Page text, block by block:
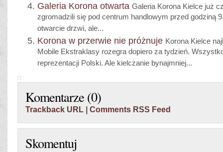
Galeria Korona otwarta Galeria Korona Kielce już
zgromadzili się pod centrum handlowym przed godziną
otwarcie drzwi, ale...
Korona w przerwie nie próżnuje Korona Kielce
Mobile Ekstraklasy rozegra dopiero za tydzień.
reprezentacji Polski. Ale kielczanie bynajmniej...
Komentarze (0)
Trackback URL Comments RSS Feed
Skomentuj